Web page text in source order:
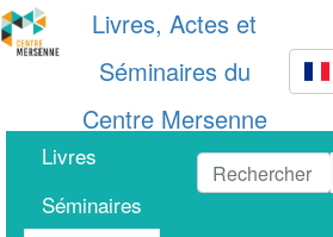
Livres, Actes et
Séminaires du
Centre Mersenne
Livres
Séminaires